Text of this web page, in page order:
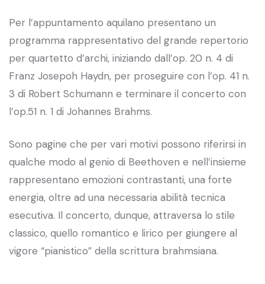
Per l’appuntamento aquilano presentano un
programma rappresentativo del grande repertorio
per quartetto d’archi, iniziando dall’op. 20 n. 4 di
Franz Josepoh Haydn, per proseguire con l’op. 41 n.
3 di Robert Schumann e terminare il concerto con
l’op.51 n. 1 di Johannes Brahms.
Sono pagine che per vari motivi possono riferirsi in
qualche modo al genio di Beethoven e nell’insieme
rappresentano emozioni contrastanti, una forte
energia, oltre ad una necessaria abilità tecnica
esecutiva. Il concerto, dunque, attraversa lo stile
classico, quello romantico e lirico per giungere al
vigore “pianistico” della scrittura brahmsiana.